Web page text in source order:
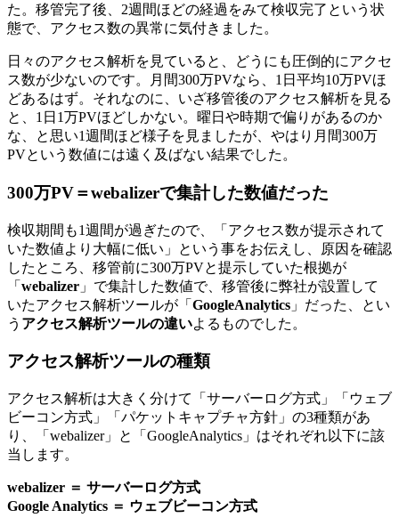
た。移管完了後、2週間ほどの経過をみて検収完了という状
態で、アクセス数の異常に気付きました。
日々のアクセス解析を見ていると、どうにも圧倒的にアクセ
ス数が少ないのです。月間300万PVなら、1日平均10万PVほ
どあるはず。それなのに、いざ移管後のアクセス解析を見る
と、1日1万PVほどしかない。曜日や時期で偏りがあるのか
な、と思い1週間ほど様子を見ましたが、やはり月間300万
PVという数値には遠く及ばない結果でした。
300万PV＝webalizerで集計した数値だった
検収期間も1週間が過ぎたので、「アクセス数が提示されて
いた数値より大幅に低い」という事をお伝えし、原因を確認
したところ、移管前に300万PVと提示していた根拠が
「 webalizer 」で集計した数値で、移管後に弊社が設置して
いたアクセス解析ツールが「 GoogleAnalytics 」だった、とい
う アクセス解析ツールの違いよるものでした。
アクセス解析ツールの種類
アクセス解析は大きく分けて「サーバーログ方式」「ウェブ
ビーコン方式」「パケットキャプチャ方針」の3種類があ
り、「webalizer」と「GoogleAnalytics」はそれぞれ以下に該
当します。
webalizer ＝ サーバーログ方式
Google Analytics ＝ ウェブビーコン方式